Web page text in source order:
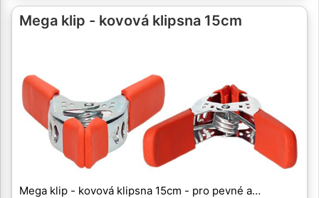
Mega klip - kovová klipsna 15cm
Mega klip - kovová klipsna 15cm - pro pevné a…